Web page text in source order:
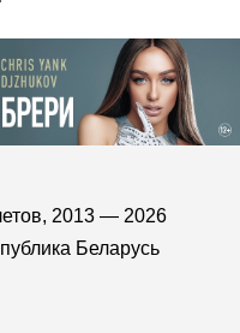
2013 — 2026
Беларусь